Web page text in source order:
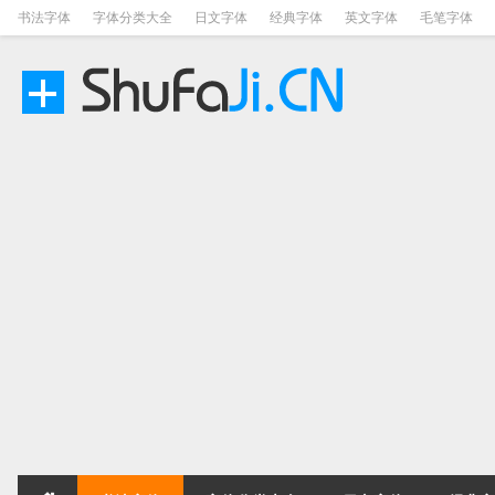
书法字体 字体分类大全 日文字体 经典字体 英文字体 毛笔字体